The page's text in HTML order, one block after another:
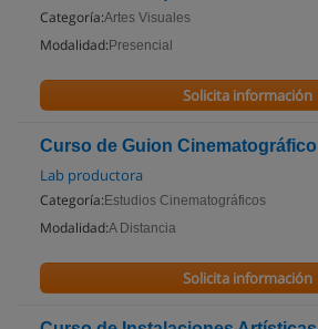
Categoría:Artes Visuales
Modalidad: Presencial
Solicita información
Curso de Guion Cinematográfico
Lab productora
Categoría: Estudios Cinematográficos
Modalidad:A Distancia
Solicita información